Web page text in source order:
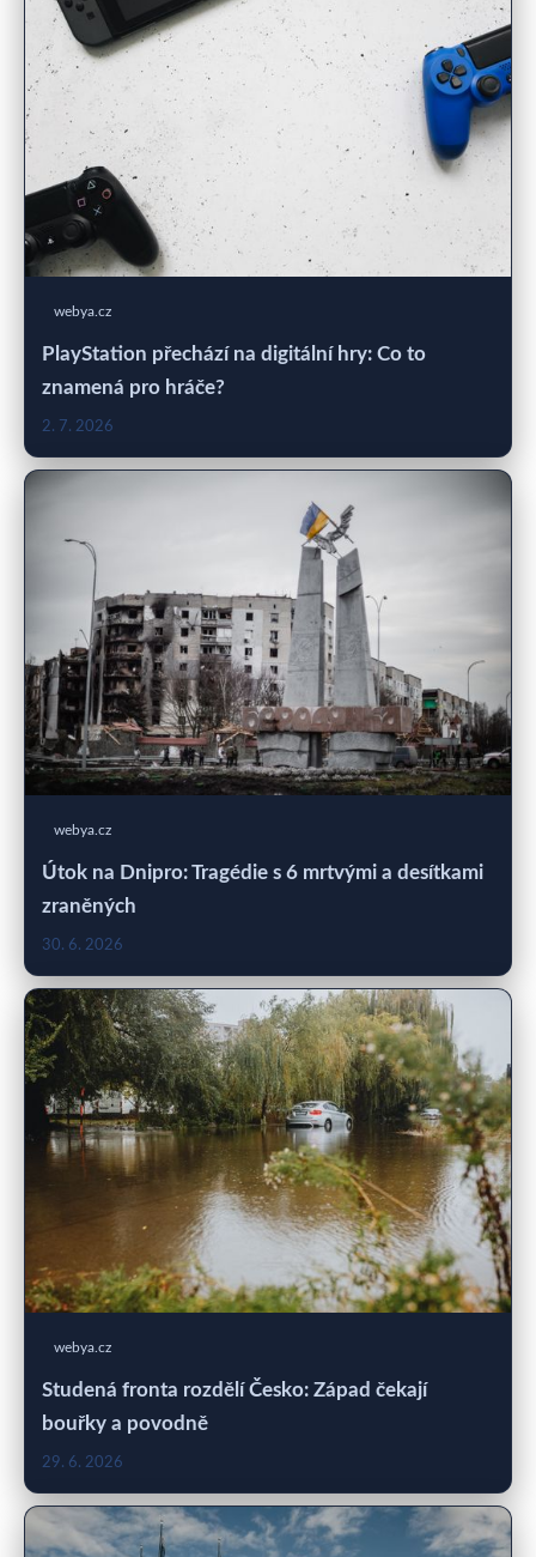
webya.cz
PlayStation přechází na digitální hry: Co to
znamená pro hráče?
2. 7. 2026
webya.cz
Útok na Dnipro: Tragédie s 6 mrtvými a desítkami
zraněných
30. 6. 2026
webya.cz
Studená fronta rozdělí Česko: Západ čekají
bouřky a povodně
29. 6. 2026